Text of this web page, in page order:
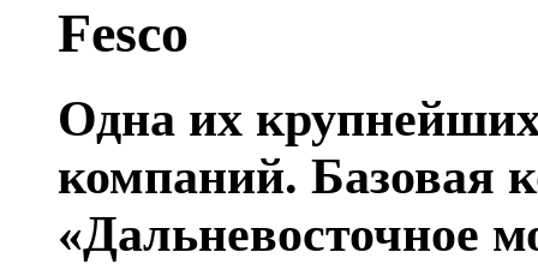
Fesco
Одна их
компаний. Базовая
«Дальневосточное